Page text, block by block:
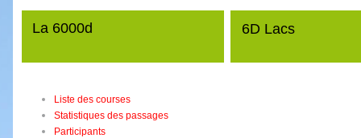
La 6000d 6D Lacs
Liste des courses
Statistiques des passages
Participants